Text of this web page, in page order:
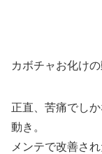
カボチャお化け
正直、苦痛でし
動き。
メンテで改善さ